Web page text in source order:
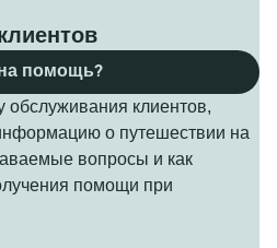
обслуживания клиентов,
о путешествии на
вопросы и как
помощи при
помощь?